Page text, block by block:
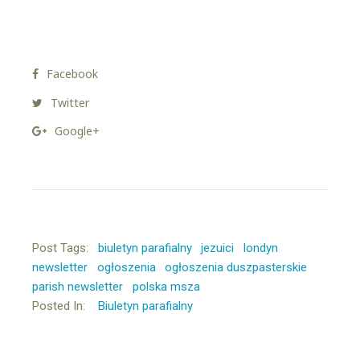
Facebook
Twitter
Google+
Post Tags: biuletyn parafialny jezuici
londyn
newsletter
ogłoszenia
ogłoszenia duszpasterskie
parish newsletter
polska msza
Posted In:
Biuletyn parafialny